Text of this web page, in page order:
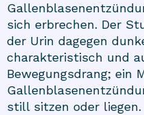
sich erbrechen. Der
der Urin dagegen
charakteristisch und
Bewegungsdrang; ein
still sitzen oder liegen.